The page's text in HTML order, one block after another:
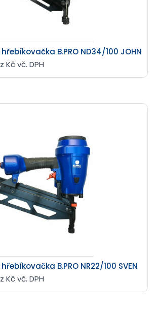
B.PRO ND34/100 JOHN
vč. DPH
B.PRO NR22/100 SVEN
vč. DPH